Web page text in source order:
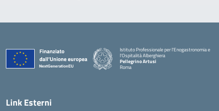
Istituto Professionale per l'Enogastronomia e
l'Ospitalità Alberghiera
Pellegrino Artusi
Roma
Link Esterni